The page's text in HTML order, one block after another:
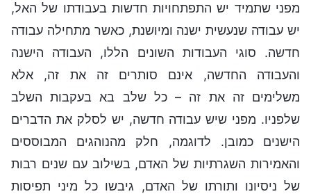
מפני שתמיד יש התפתחויות חדשות בעבודתו של האל,
יש עבודה שנעשית ישנה ומיושנת, כאשר מתחילה עבודה
חדשה. סוגי העבודות השונים הללו, העבודה הישנה
והעבודה החדשה, אינם סותרים זה את זה, אלא
משלימים זה את זה – כל שלב בא בעקבות השלב
שלפניו. מפני שיש עבודה חדשה, יש לסלק את הדברים
הישנים כמובן. לדוגמה, חלק מהנוהגים המבוססים
והאמירות השגרתיות של האדם, בשילוב עם שנים רבות
של ניסיונו ותורתו של האדם, גיבשו כל מיני תפיסות